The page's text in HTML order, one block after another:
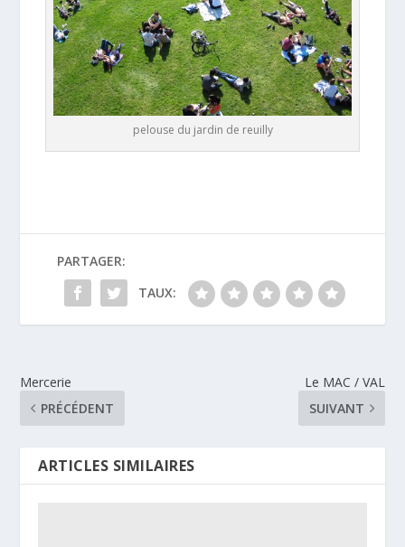
pelouse du jardin de reuilly
PARTAGER:
TAUX:
Mercerie
PRÉCÉDENT
Le MAC / VAL
SUIVANT
ARTICLES SIMILAIRES